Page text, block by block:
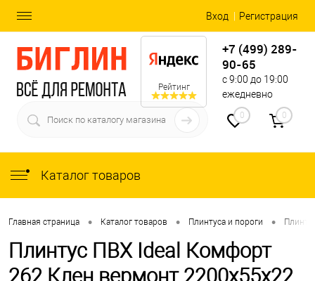
Вход Регистрация
Рейтинг
+7 (499) 289-
90-65
с 9:00 до 19:00
ежедневно
0 0
Каталог товаров
Главная страница • Каталог товаров • Плинтуса и пороги •
Плинтус ПВХ Ideal Комфорт
262 Клен вермонт 2200x55x22